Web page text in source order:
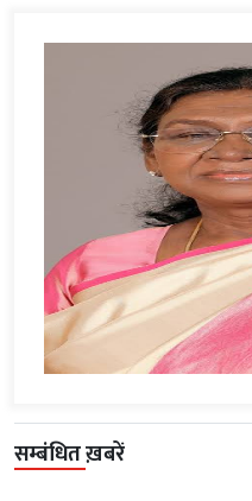
सम्बंधित ख़बरें